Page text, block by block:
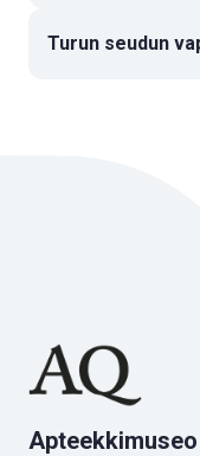
Turun seudun